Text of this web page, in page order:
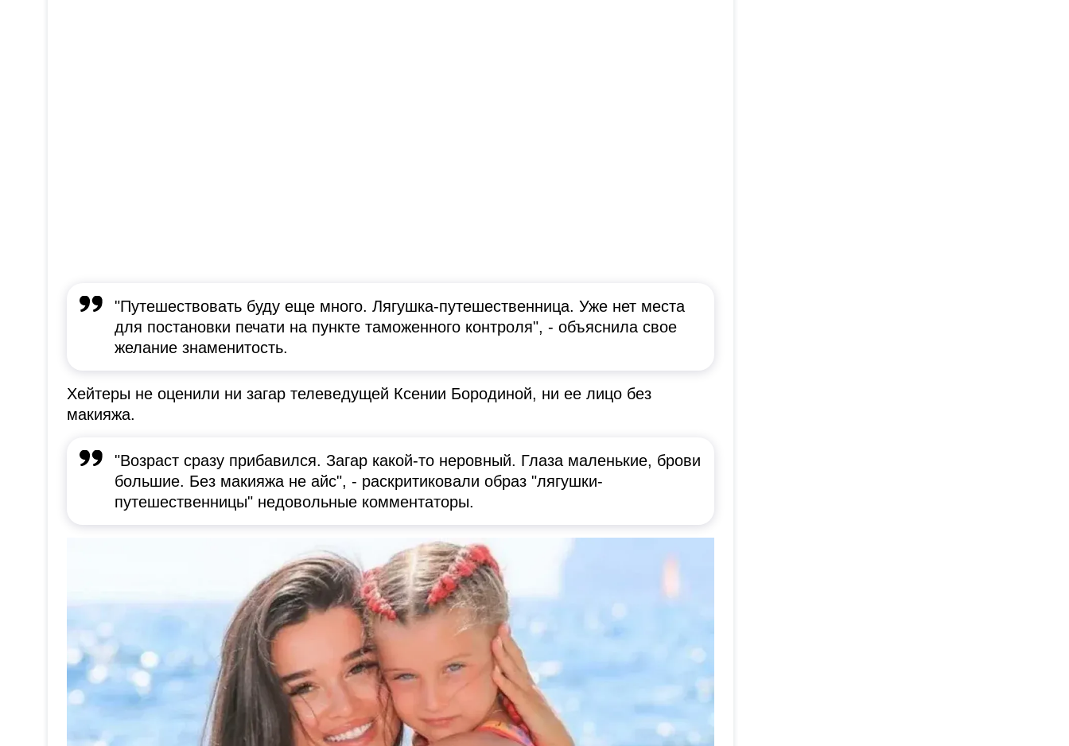
"Путешествовать буду еще много. Лягушка-путешественница. Уже нет места
для постановки печати на пункте таможенного контроля", - объяснила свое
желание знаменитость.
Хейтеры не оценили ни загар телеведущей Ксении Бородиной, ни ее лицо без
макияжа.
"Возраст сразу прибавился. Загар какой-то неровный. Глаза маленькие, брови
большие. Без макияжа не айс", - раскритиковали образ "лягушки-
путешественницы" недовольные комментаторы.